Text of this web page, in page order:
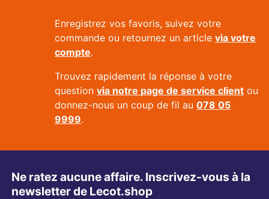
Enregistrez vos favoris, suivez votre
commande ou retournez un articlevia votre
compte.
Trouvez rapidement la réponse à votre
questionvia notre page de service client ou
donnez-nous un coup de fil au078 05
9999.
Ne ratez aucune affaire. Inscrivez-vous à la
newsletter de Lecot.shop